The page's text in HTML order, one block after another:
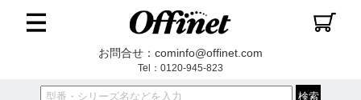
お問合せ：cominfo@offinet.com
Tel：0120-945-823